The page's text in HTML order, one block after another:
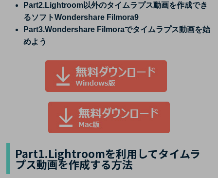
Part2.Lightroom以外のタイムラプス動画を作成でき
るソフトWondershare Filmora9
Part3.Wondershare Filmoraでタイムラプス動画を始
めよう
Part1.Lightroomを利用してタイムラ
プス動画を作成する方法